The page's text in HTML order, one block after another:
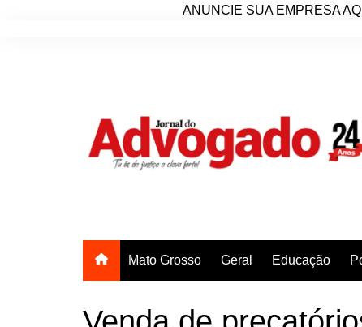
ANUNCIE SUA EMPRESA
Mato Grosso Geral Educação